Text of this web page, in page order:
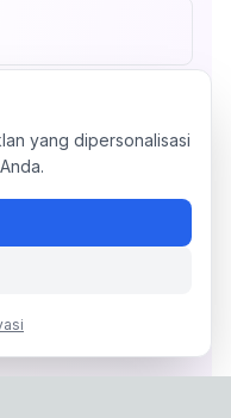
yang dipersonalisasi